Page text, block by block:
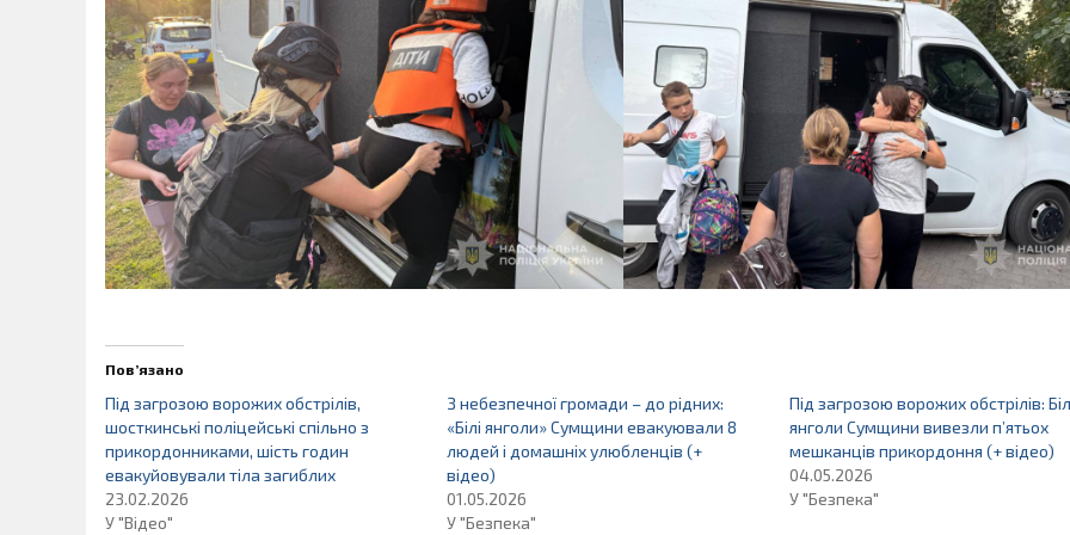
Пов’язано
Під загрозою ворожих обстрілів,
шосткинські поліцейські спільно з
прикордонниками, шість годин
евакуйовували тіла загиблих
23.02.2026
У "Відео"
З небезпечної громади – до рідних:
«Білі янголи» Сумщини евакуювали 8
людей і домашніх улюбленців (+
відео)
01.05.2026
У "Безпека"
Під загрозою ворожих обстрілів:
янголи Сумщини вивезли п’ятьох
мешканців прикордоння (+ відео)
04.05.2026
У "Безпека"